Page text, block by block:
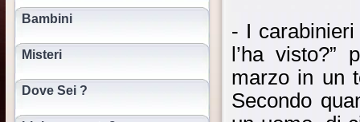
Bambini
Misteri
Dove Sei ?
- I carabinieri
l’ha
marzo in un
Secondo